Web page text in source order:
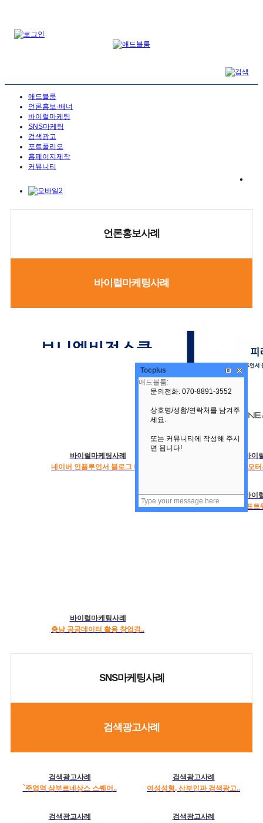
애드블룸
언론홍보·배너
바이럴마케팅
SNS마케팅
검색광고
포트폴리오
홈페이지제작
커뮤니티
언론홍보사례
바이럴마케팅사례
바이럴마케팅사례
네이버 인플루언서 블로그 마..
바이
피라인모
바이럴마케팅사례
충남 공공데이터 활용 창업경..
바이
한국소프트
SNS마케팅사례
검색광고사례
검색광고사례
`주엽역 삼부르네상스 스퀘어..
검색광고사례
여성성형, 산부인과 검색광고..
검색광고사례
검색광고사례
Tocplus